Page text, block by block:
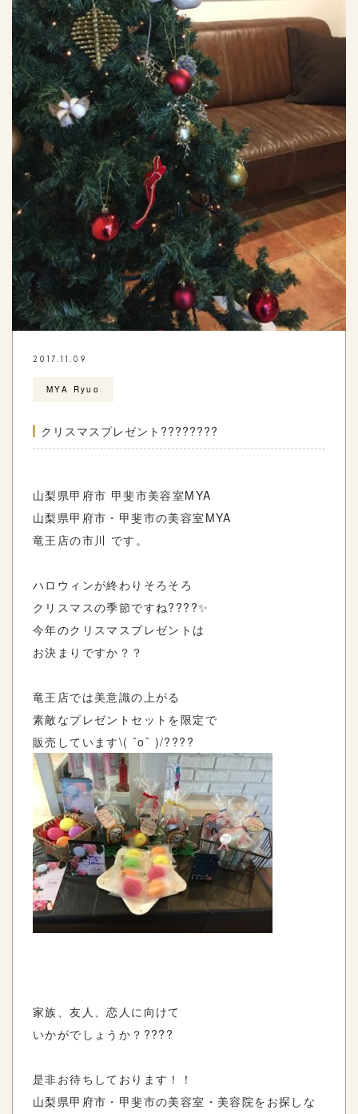
2017.11.09
MYA Ryuo
クリスマスプレゼント????????
山梨県甲府市 甲斐市美容室MYA
山梨県甲府市・甲斐市の美容室MYA
竜王店の市川 です。
ハロウィンが終わりそろそろ
クリスマスの季節ですね????✨
今年のクリスマスプレゼントは
お決まりですか？？
竜王店では美意識の上がる
素敵なプレゼントセットを限定で
販売しています\( ˆoˆ )/????
家族、友人、恋人に向けて
いかがでしょうか？????
是非お待ちしております！！
山梨県甲府市・甲斐市の美容室・美容院をお探しな